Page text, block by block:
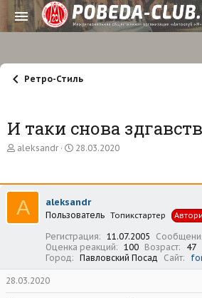
Ретро-Стиль
И таки снова
А
о
р
т
е
aleksandr
Д
а
а
ч
л
а
28.03.2020
A aleksandr
Пользователь Топикстартер
Регистрация 11.07.2005
Оценка реакций
100 Возраст
47
Город
Павловский Посад Сайт
28.03.2020